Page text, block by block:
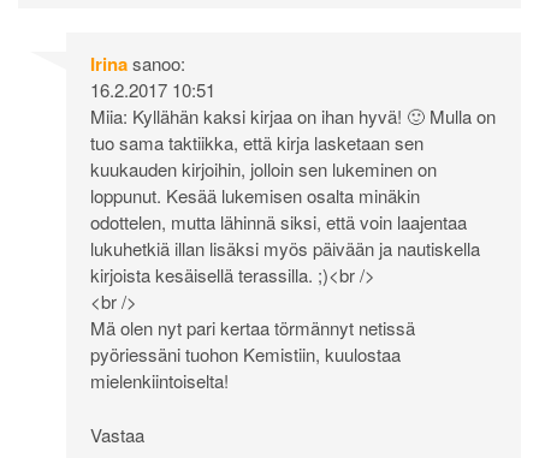
Irinasanoo:
16.2.2017 10:51
Miia: Kyllähän kaksi kirjaa on ihan hyvä! 🙂 Mulla on
tuo sama taktiikka, että kirja lasketaan sen
kuukauden kirjoihin, jolloin sen lukeminen on
loppunut. Kesää lukemisen osalta minäkin
odottelen, mutta lähinnä siksi, että voin laajentaa
lukuhetkiä illan lisäksi myös päivään ja nautiskella
kirjoista kesäisellä terassilla. ;)<br />
<br />
Mä olen nyt pari kertaa törmännyt netissä
pyöriessäni tuohon Kemistiin, kuulostaa
mielenkiintoiselta!
Vastaa